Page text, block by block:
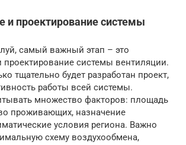
и проектирование системы
самый важный этап – это
проектирование системы вентиляции.
тщательно будет разработан проект,
работы всей системы.
множество факторов: площадь
проживающих, назначение
условия региона. Важно
схему воздухообмена,